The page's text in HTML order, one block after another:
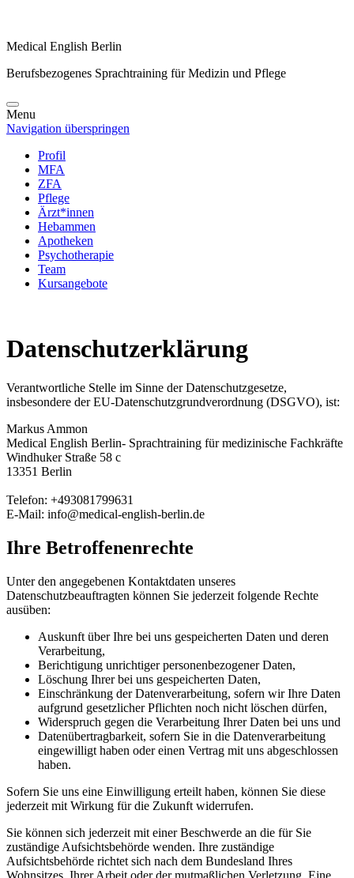
Medical English Berlin
Berufsbezogenes Sprachtraining für Medizin und Pflege
Menu
Navigation überspringen
Profil
MFA
ZFA
Pflege
Ärzt*innen
Hebammen
Apotheken
Psychotherapie
Team
Kursangebote
Datenschutzerklärung
Verantwortliche Stelle im Sinne der Datenschutzgesetze,
insbesondere der EU-Datenschutzgrundverordnung (DSGVO), ist:
Markus Ammon
Medical English Berlin- Sprachtraining für medizinische Fachkräfte
Windhuker Straße 58 c
13351 Berlin
Telefon: +493081799631
E-Mail: info@medical-english-berlin.de
Ihre Betroffenenrechte
Unter den angegebenen Kontaktdaten unseres
Datenschutzbeauftragten können Sie jederzeit folgende Rechte
ausüben:
Auskunft über Ihre bei uns gespeicherten Daten und deren
Verarbeitung,
Berichtigung unrichtiger personenbezogener Daten,
Löschung Ihrer bei uns gespeicherten Daten,
Einschränkung der Datenverarbeitung, sofern wir Ihre Daten
aufgrund gesetzlicher Pflichten noch nicht löschen dürfen,
Widerspruch gegen die Verarbeitung Ihrer Daten bei uns und
Datenübertragbarkeit, sofern Sie in die Datenverarbeitung
eingewilligt haben oder einen Vertrag mit uns abgeschlossen
haben.
Sofern Sie uns eine Einwilligung erteilt haben, können Sie diese
jederzeit mit Wirkung für die Zukunft widerrufen.
Sie können sich jederzeit mit einer Beschwerde an die für Sie
zuständige Aufsichtsbehörde wenden. Ihre zuständige
Aufsichtsbehörde richtet sich nach dem Bundesland Ihres
Wohnsitzes, Ihrer Arbeit oder der mutmaßlichen Verletzung. Eine